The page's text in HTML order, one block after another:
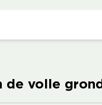
de volle grond